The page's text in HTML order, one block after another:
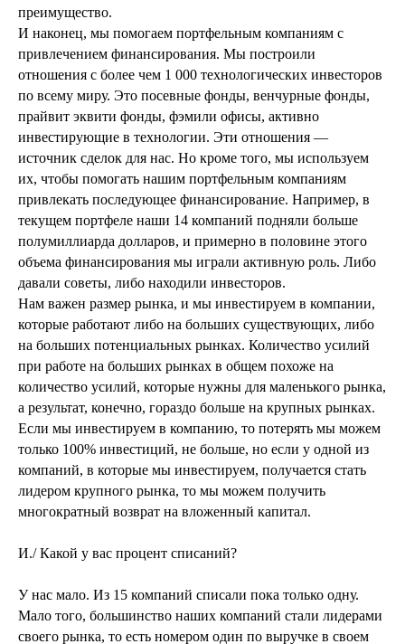
преимущество.
И наконец, мы помогаем портфельным компаниям с
привлечением финансирования. Мы построили
отношения с более чем 1 000 технологических инвесторов
по всему миру. Это посевные фонды, венчурные фонды,
прайвит эквити фонды, фэмили офисы, активно
инвестирующие в технологии. Эти отношения —
источник сделок для нас. Но кроме того, мы используем
их, чтобы помогать нашим портфельным компаниям
привлекать последующее финансирование. Например, в
текущем портфеле наши 14 компаний подняли больше
полумиллиарда долларов, и примерно в половине этого
объема финансирования мы играли активную роль. Либо
давали советы, либо находили инвесторов.
Нам важен размер рынка, и мы инвестируем в компании,
которые работают либо на больших существующих, либо
на больших потенциальных рынках. Количество усилий
при работе на больших рынках в общем похоже на
количество усилий, которые нужны для маленького рынка,
а результат, конечно, гораздо больше на крупных рынках.
Если мы инвестируем в компанию, то потерять мы можем
только 100% инвестиций, не больше, но если у одной из
компаний, в которые мы инвестируем, получается стать
лидером крупного рынка, то мы можем получить
многократный возврат на вложенный капитал.
И./ Какой у вас процент списаний?
У нас мало. Из 15 компаний списали пока только одну.
Мало того, большинство наших компаний стали лидерами
своего рынка, то есть номером один по выручке в своем